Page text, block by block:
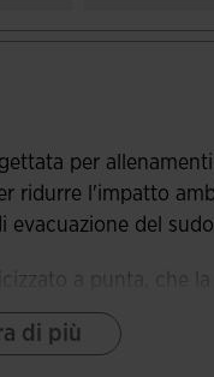
per
ridurre l'impatto
evacuazione del
a punta, che
di più